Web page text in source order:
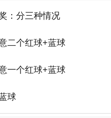
：分三种情况
二个红球+蓝球
一个红球+蓝球
球